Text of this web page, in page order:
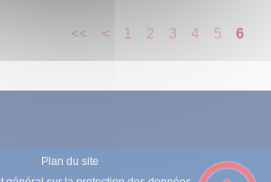
<< < 1 2 3 4 5 6
Plan du site